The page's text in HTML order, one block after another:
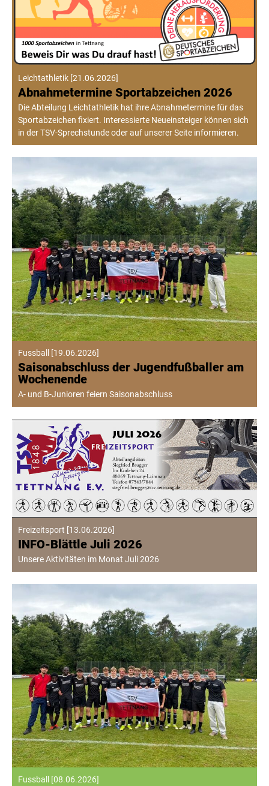
Leichtathletik [21.06.2026]
Abnahmetermine Sportabzeichen 2026
Die Abteilung Leichtathletik hat ihre Abnahmetermine für das
Sportabzeichen fixiert. Interessierte Neueinsteiger können sich
in der TSV-Sprechstunde oder auf unserer Seite informieren.
Fussball [19.06.2026]
Saisonabschluss der Jugendfußballer am
Wochenende
A- und B-Junioren feiern Saisonabschluss
Freizeitsport [13.06.2026]
INFO-Blättle Juli 2026
Unsere Aktivitäten im Monat Juli 2026
Fussball [08.06.2026]